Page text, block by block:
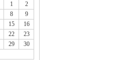
1
2
8
9
15
16
22
23
29
30